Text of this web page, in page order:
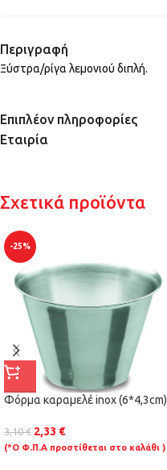
Περιγραφή
Ξύστρα/ρίγα λεμονιού διπλή.
Επιπλέον πληροφορίες
Εταιρία
Σχετικά προϊόντα
-25%
Φόρμα καραμελέ inox (6*4,3cm)
3,10€ 2,33 €
(*Ο Φ.Π.Α προστίθεται στο καλάθι )